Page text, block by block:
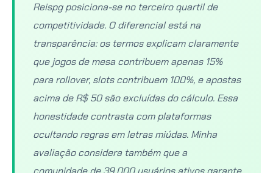
Reispg posiciona-se no terceiro quartil de
competitividade. O diferencial está na
transparência: os termos explicam claramente
que jogos de mesa contribuem apenas 15%
para rollover, slots contribuem 100%, e apostas
acima de R$ 50 são excluídas do cálculo. Essa
honestidade contrasta com plataformas
ocultando regras em letras miúdas. Minha
avaliação considera também que a